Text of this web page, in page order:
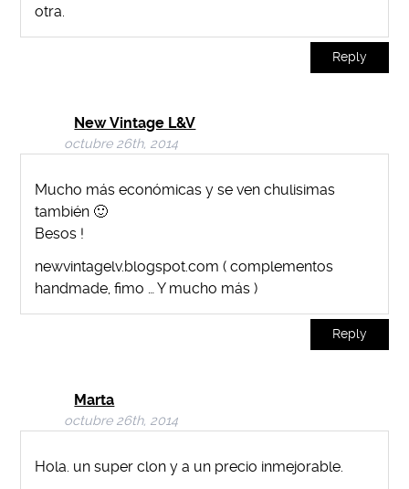
otra.
Reply
New Vintage L&V
octubre 26th, 2014
Mucho más económicas y se ven chulisimas
también 🙂
Besos !
newvintagelv.blogspot.com ( complementos
handmade, fimo … Y mucho más )
Reply
Marta
octubre 26th, 2014
Hola. un super clon y a un precio inmejorable.